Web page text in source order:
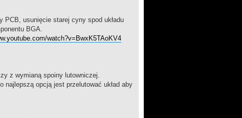
PCB, usunięcie starej cyny spod układu
BGA.
watch?v=BwxK5TAoKV4
z wymianą spoiny lutowniczej.
najlepszą opcją jest przelutować układ aby